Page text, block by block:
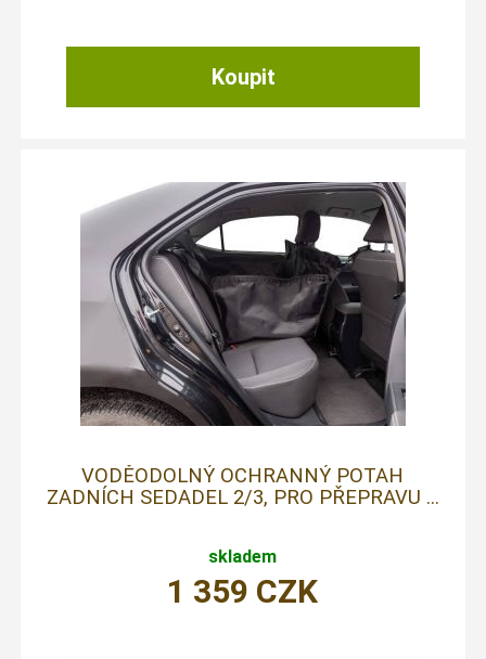
VODĚODOLNÝ OCHRANNÝ POTAH
ZADNÍCH SEDADEL 2/3, PRO PŘEPRAVU ...
skladem
1 359 CZK